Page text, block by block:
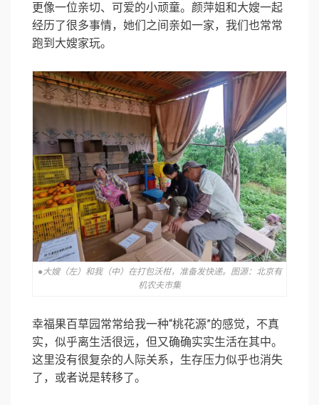
更像一位亲切、可爱的小顽童。颜萍姐和大嫂一起
经历了很多事情，她们之间亲如一家，我们也常常
跑到大嫂家玩。
●大嫂（左）和我（中）在打包沃柑，准备发快递。图源：北京有
机农夫市集
幸福果百草园常常给我一种“桃花源”的感觉，不真
实，似乎离生活很远，但又确确实实生活在其中。
这里没有很复杂的人际关系，生存压力似乎也消失
了，或者说是转移了。